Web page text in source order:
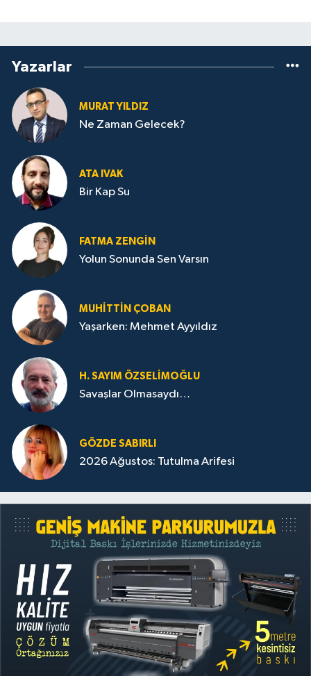
Yazarlar
MURAT YILDIZ
Ne Zaman Gelecek?
ATA IVAK
Bir Kap Su
FATMA ZENGIN
Yolun Sonunda Sen Varsın
MUHITTIN ÇOBAN
Yaşarken: Mehmet Ayyıldız
H. SAYIM ÖZSELİMOĞLU
Savaşlar Olmasaydı…
GÖZDE SABIRLI
2026 Ağustos: Tutulma Arifesi